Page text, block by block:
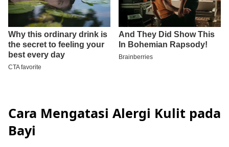
Cara Mengatasi Alergi Kulit pada
Bayi